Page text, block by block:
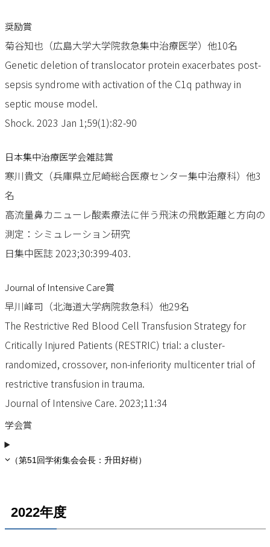
奨励賞
菊谷知也（広島大学大学院救急集中治療医学）他10名
Genetic deletion of translocator protein exacerbates post-
sepsis syndrome with activation of the C1q pathway in
septic mouse model.
Shock. 2023 Jan 1;59(1):82-90
日本集中治療医学会雑誌賞
寒川貴文（兵庫県立尼崎総合医療センター集中治療科）他3
名
高流量鼻カニューレ酸素療法に伴う飛沫の飛散距離と方向の
測定：シミュレーション研究
日集中医誌 2023;30:399-403.
Journal of Intensive Care賞
早川峰司（北海道大学病院救急科）他29名
The Restrictive Red Blood Cell Transfusion Strategy for
Critically Injured Patients (RESTRIC) trial: a cluster-
randomized, crossover, non-inferiority multicenter trial of
restrictive transfusion in trauma.
Journal of Intensive Care. 2023;11:34
学会賞
（第51回学術集会会長：升田好樹）
2022年度